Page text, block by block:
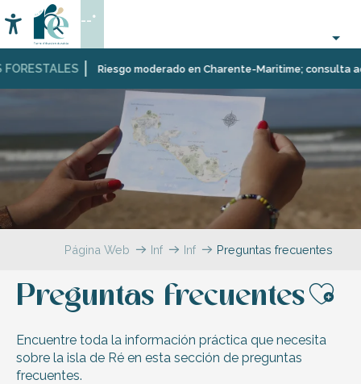
au
contenu
principal
Riesgo moderado en Charente-Maritime; consulta
Accessibilité
Buscar
--°
Página Web InfórmeseInformación
práctica
Preguntas frecuentes
Preguntas frecuentes
Encuentre toda la información práctica que necesita
sobre la isla de Ré en esta sección de preguntas
frecuentes.